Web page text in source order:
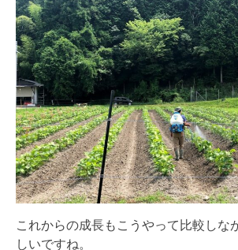
これからの成長もこうやって比較しな
しいですね。